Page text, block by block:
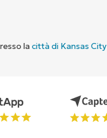
la città di Kansas City